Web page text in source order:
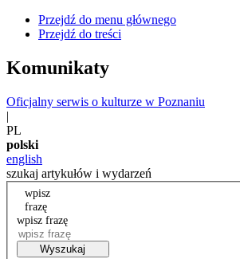
Przejdź do menu głównego
Przejdź do treści
Komunikaty
Oficjalny serwis o kulturze w Poznaniu
|
PL
polski
english
szukaj artykułów i wydarzeń
wpisz
frazę
wpisz frazę
Wyszukaj